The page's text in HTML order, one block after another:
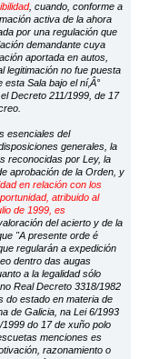
, cuando, conforme a
activa de la ahora
por una regulación que
demandante cuya
aportada en autos,
legitimación no fue puesta
Sala bajo el ní‚Â°
Decreto 211/1999, de 17
esenciales del
generales, la
reconocidas por Ley, la
aprobación de la Orden, y
en relación con los
atribuido al
de 1999, es
del acierto y de la
"A presente orde é
regularán a expedición
dentro das augas
a la legalidad sólo
Real Decreto 3318/1982
do estado en materia de
de Galicia, na Lei 6/1993
do 17 de xuño polo
menciones es
razonamiento o